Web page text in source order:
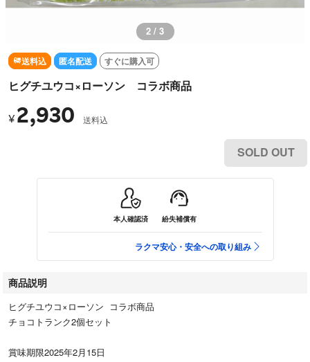
3 / 3
送料込 匿名配送 すぐに購入可
ヒグチユウコ×ローソン コラボ商品
¥ 2,930 送料込
SOLD OUT
本人確認済 紛失補償有
ラクマ安心・安全への取り組み
商品説明
ヒグチユウコ×ローソン コラボ商品
チョコトランク2個セット
賞味期限2025年2月15日